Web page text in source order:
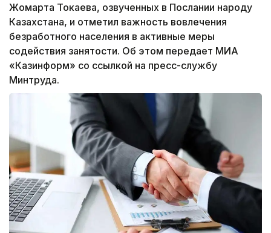
Жомарта Токаева, озвученных в Послании народу
Казахстана, и отметил важность вовлечения
безработного населения в активные меры
содействия занятости. Об этом передает МИА
«Казинформ» со ссылкой на пресс-службу
Минтруда.